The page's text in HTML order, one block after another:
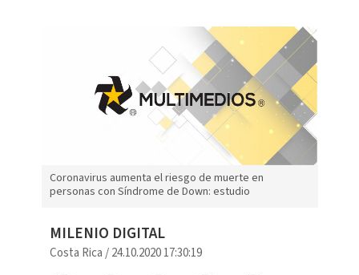
Coronavirus aumenta el riesgo de muerte en
personas con Síndrome de Down: estudio
MILENIO DIGITAL
Costa Rica /24.10.2020 17:30:19